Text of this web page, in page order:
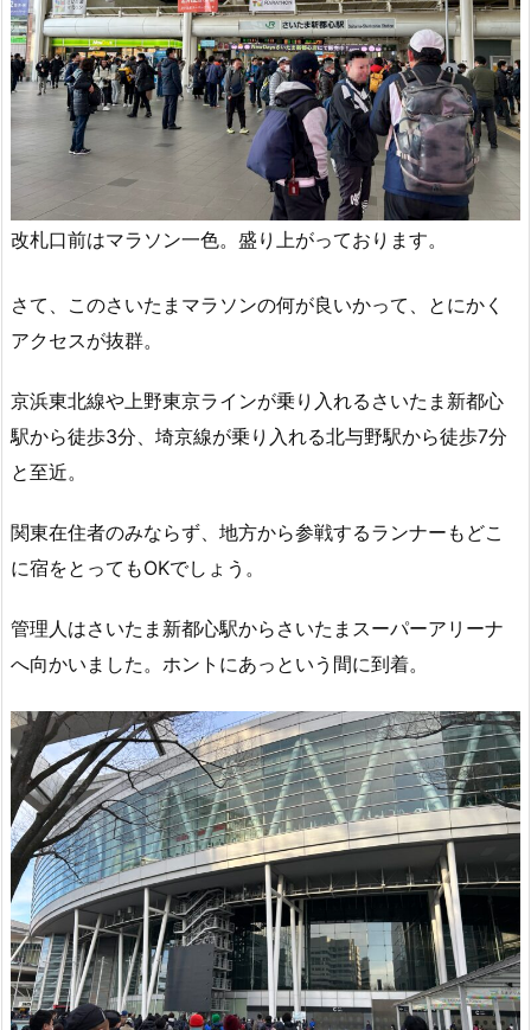
改札口前はマラソン一色。盛り上がっております。
さて、このさいたまマラソンの何が良いかって、とにかく
アクセスが抜群。
京浜東北線や上野東京ラインが乗り入れるさいたま新都心
駅から徒歩3分、埼京線が乗り入れる北与野駅から徒歩7分
と至近。
関東在住者のみならず、地方から参戦するランナーもどこ
に宿をとってもOKでしょう。
管理人はさいたま新都心駅からさいたまスーパーアリーナ
へ向かいました。ホントにあっという間に到着。